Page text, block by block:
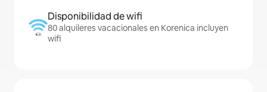
Disponibilidad de wifi
80 alquileres vacacionales en Korenica incluyen
wifi